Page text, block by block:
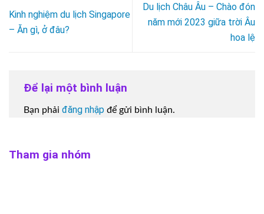
Kinh nghiệm du lịch Singapore
– Ăn gì, ở đâu?
Du lịch Châu Âu – Chào đón
năm mới 2023 giữa trời Âu
hoa lệ
Để lại một bình luận
Bạn phải đăng nhập để gửi bình luận.
Tham gia nhóm